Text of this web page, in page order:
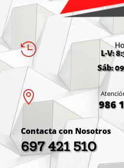

L-V:
Sáb:
 986
Contacta con Nosotros
697 421 510